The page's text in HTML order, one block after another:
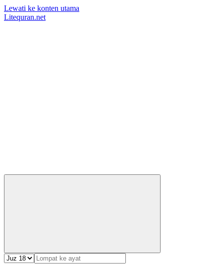
Lewati ke konten utama
Litequran.net